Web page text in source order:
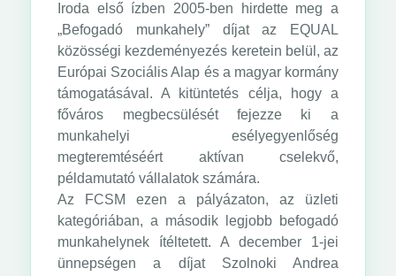
Iroda első ízben 2005-ben hirdette meg a
„Befogadó munkahely” díjat az EQUAL
közösségi kezdeményezés keretein belül, az
Európai Szociális Alap és a magyar kormány
támogatásával. A kitüntetés célja, hogy a
főváros megbecsülését fejezze ki a
munkahelyi esélyegyenlőség
megteremtéséért aktívan cselekvő,
példamutató vállalatok számára.
Az FCSM ezen a pályázaton, az üzleti
kategóriában, a második legjobb befogadó
munkahelynek ítéltetett. A december 1-jei
ünnepségen a díjat Szolnoki Andrea